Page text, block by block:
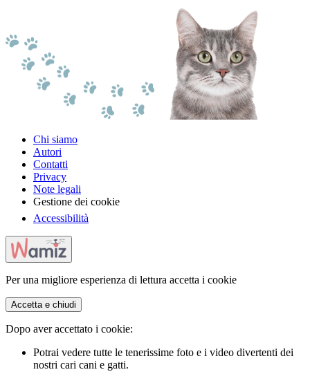
Chi siamo
Autori
Contatti
Privacy
Note legali
Gestione dei cookie
Accessibilità
Per una migliore esperienza di lettura accetta i cookie
Accetta e chiudi
Dopo aver accettato i cookie:
Potrai vedere tutte le tenerissime foto e i video divertenti dei
nostri cari cani e gatti.